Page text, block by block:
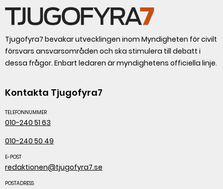
Tjugofyra7 bevakar utvecklingen inom Myndigheten för civilt
försvars ansvarsområden och ska stimulera till debatt i
dessa frågor. Enbart ledaren är myndighetens officiella linje.
Kontakta Tjugofyra7
TELEFONNUMMER
010-240 51 63
010-240 50 49
E-POST
redaktionen@tjugofyra7.se
POSTADRESS